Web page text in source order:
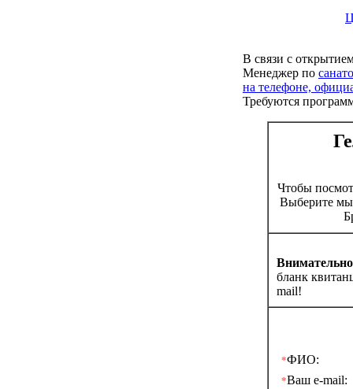
В связи с
Менеджер по
на телефоне,
Требуются
Чтобы
Выберите
бланк
mail!
*ФИО:
*Ваш e-mail: